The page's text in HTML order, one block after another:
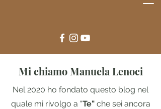
Mi chiamo Manuela Lenoci
Nel 2020 ho fondato questo blog nel
quale mi rivolgo a "Te"che sei ancora